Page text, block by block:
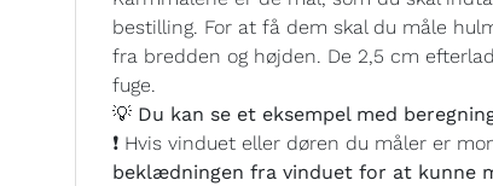
bestilling. For at få dem skal du måle
fra bredden og højden. De 2,5 cm
fuge.
💡 Du kan se et eksempel med
❗ Hvis vinduet eller døren du måler er
beklædningen fra vinduet for at kunne